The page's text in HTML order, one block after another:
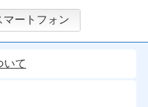
マートフォン
いて